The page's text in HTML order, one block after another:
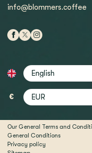
info@blommers.coffee
€
Our General Terms and
General Conditions
Privacy policy